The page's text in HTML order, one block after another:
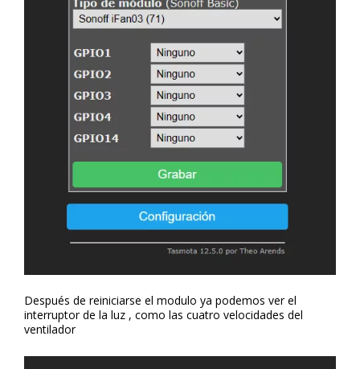
Después de reiniciarse el modulo ya podemos ver el
interruptor de la luz , como las cuatro velocidades del
ventilador